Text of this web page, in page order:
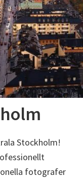
Stockholm!
fotografer